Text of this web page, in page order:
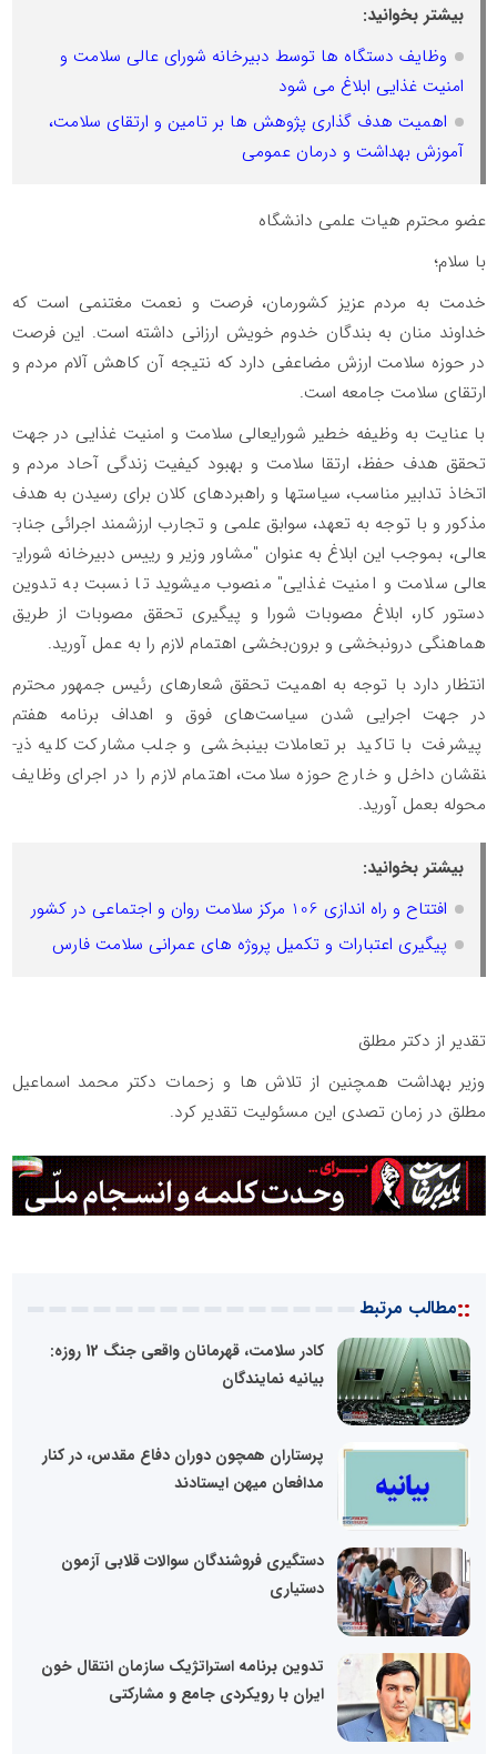
بیشتر بخوانید:
وظایف دستگاه ها توسط دبیرخانه شورای عالی سلامت و
امنیت غذایی ابلاغ می شود
اهمیت هدف گذاری پژوهش ها بر تامین و ارتقای سلامت،
آموزش بهداشت و درمان عمومی
عضو محترم هیات علمی دانشگاه
با سلام؛
خدمت به مردم عزیز کشورمان، فرصت و نعمت مغتنمی است که
خداوند منان به بندگان خدوم خویش ارزانی داشته است. این فرصت
در حوزه سلامت ارزش مضاعفی دارد که نتیجه آن کاهش آلام مردم و
ارتقای سلامت جامعه است.
با عنایت به وظیفه خطیر شورای­عالی سلامت و امنیت غذایی در جهت
تحقق هدف حفظ، ارتقا سلامت و بهبود کیفیت زندگی آحاد مردم و
اتخاذ تدابیر مناسب، سیاست­ها و راهبردهای کلان برای رسیدن به هدف
مذکور و با توجه به تعهد، سوابق علمی و تجارب ارزشمند اجرائی جناب­
عالی­، بموجب این ابلاغ به عنوان "مشاور وزیر و رییس دبیرخانه شورای­
عالی سلامت و امنیت غذایی" منصوب می­شوید تا نسبت به تدوین
دستور کار­، ابلاغ مصوبات شورا و پیگیری تحقق مصوبات از طریق
هماهنگی درون­بخشی و برون‌بخشی اهتمام لازم را به عمل آورید.
انتظار دارد با توجه به اهمیت تحقق شعارهای رئیس جمهور محترم
در جهت اجرایی شدن سیاست‌های فوق و اهداف برنامه هفتم
پیشرفت با تاکید بر تعاملات بین­بخشی و جلب مشارکت کلیه ذی­
نقشان داخل و خارج حوزه سلامت، اهتمام لازم را در اجرای وظایف
محوله بعمل آورید.
بیشتر بخوانید:
افتتاح و راه اندازی 106 مرکز سلامت روان و اجتماعی در کشور
پیگیری اعتبارات و تکمیل پروژه های عمرانی سلامت فارس
تقدیر از دکتر مطلق
وزیر بهداشت همچنین از تلاش ها و زحمات دکتر محمد اسماعیل
مطلق در زمان تصدی این مسئولیت تقدیر کرد.
::مطالب مرتبط
کادر سلامت، قهرمانان واقعی جنگ 12 روزه:
بیانیه نمایندگان
پرستاران همچون دوران دفاع مقدس، در کنار
مدافعان میهن ایستادند
دستگیری فروشندگان سوالات قلابی آزمون
دستیاری
تدوین برنامه استراتژیک سازمان انتقال خون
ایران با رویکردی جامع و مشارکتی